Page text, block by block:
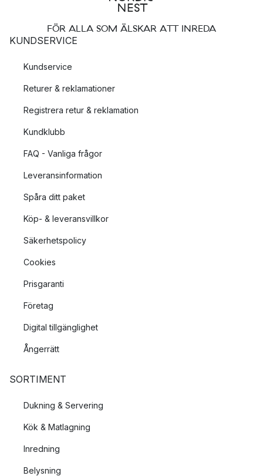
FÖR ALLA SOM ÄLSKAR ATT INREDA
KUNDSERVICE
Kundservice
Returer & reklamationer
Registrera retur & reklamation
Kundklubb
FAQ - Vanliga frågor
Leveransinformation
Spåra ditt paket
Köp- & leveransvillkor
Säkerhetspolicy
Cookies
Prisgaranti
Företag
Digital tillgänglighet
Ångerrätt
SORTIMENT
Dukning & Servering
Kök & Matlagning
Inredning
Belysning